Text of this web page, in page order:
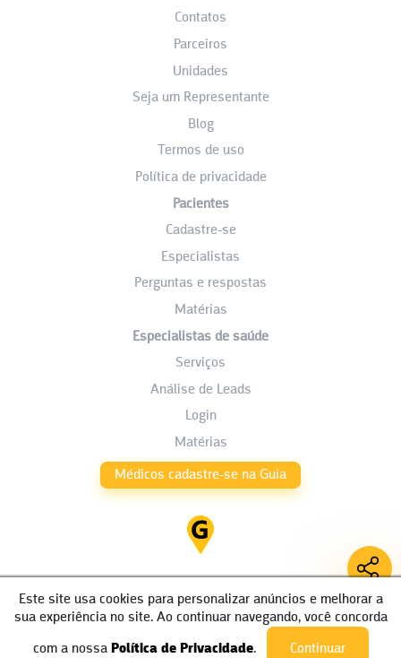
Contatos
Parceiros
Unidades
Seja um Representante
Blog
Termos de uso
Política de privacidade
Pacientes
Cadastre-se
Especialistas
Perguntas e respostas
Matérias
Especialistas de saúde
Serviços
Análise de Leads
Login
Matérias
Médicos cadastre-se na Guia
Este site usa cookies para personalizar anúncios e melhorar a
sua experiência no site. Ao continuar navegando, você concorda
com a nossa Política de Privacidade. Continuar